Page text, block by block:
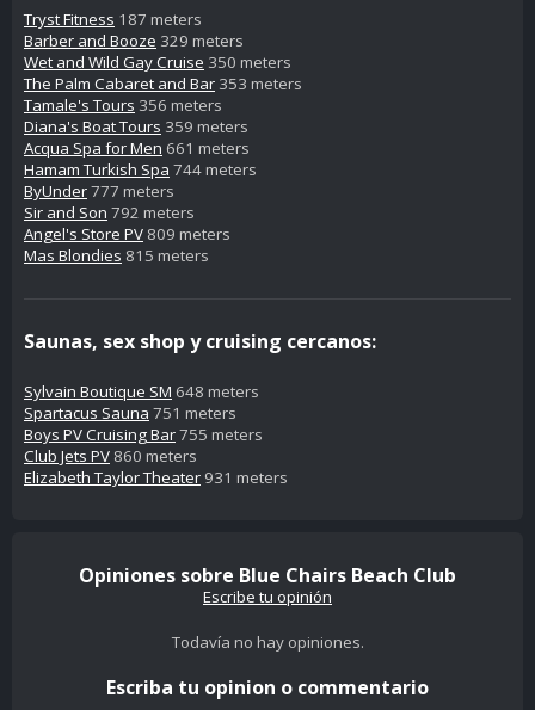
Tryst Fitness 187 meters
Barber and Booze 329 meters
Wet and Wild Gay Cruise 350 meters
The Palm Cabaret and Bar 353 meters
Tamale's Tours 356 meters
Diana's Boat Tours 359 meters
Acqua Spa for Men 661 meters
Hamam Turkish Spa 744 meters
ByUnder777 meters
Sir and Son 792 meters
Angel's Store PV 809 meters
Mas Blondies 815 meters
Saunas, sex shop y cruising cercanos:
Sylvain Boutique SM 648 meters
Spartacus Sauna 751 meters
Boys PV Cruising Bar755 meters
Club Jets PV 860 meters
Elizabeth Taylor Theater 931 meters
Opiniones sobre Blue Chairs Beach Club
Escribe tu opinión
Todavía no hay opiniones.
Escriba tu opinion o commentario